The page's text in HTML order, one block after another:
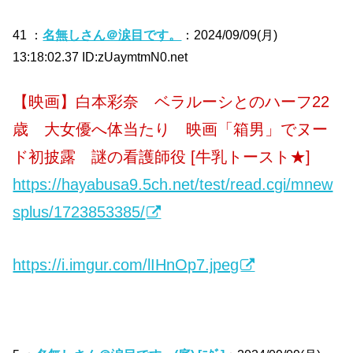
41 ：名無しさん＠涙目です。
：2024/09/09(月)
13:18:02.37 ID:zUaymtmN0.net
【映画】白本彩奈 ベラルーシとのハーフ22
歳 大女優へ体当たり 映画「箱男」でヌー
ド初披露 謎の看護師役 [牛乳トースト★]
https://hayabusa9.5ch.net/test/read.cgi/mnew
splus/1723853385/
https://i.imgur.com/lIHnOp7.jpeg